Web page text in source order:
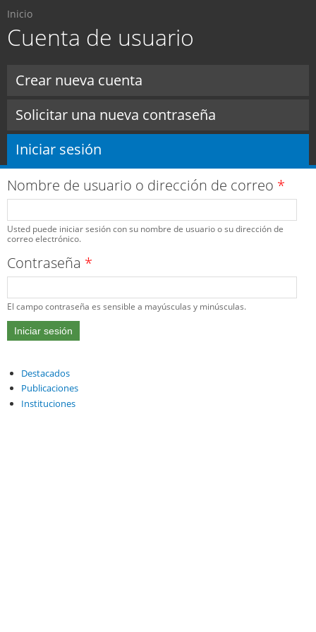
principal
Usted está aquí
Inicio
Cuenta de usuario
Crear nueva cuenta
Solicitar una nueva contraseña
Iniciar sesión
Nombre de usuario o dirección de correo *
Usted puede iniciar sesión con su nombre de usuario o su dirección de
correo electrónico.
Contraseña *
El campo contraseña es sensible a mayúsculas y minúsculas.
Destacados
Publicaciones
Instituciones